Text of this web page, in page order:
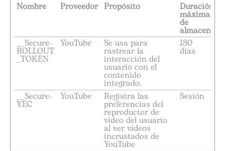
Nombre
Proveedor Propósito Duración
máxima
de
__Secure-
ROLLOUT
_TOKEN
YouTube Se usa para
rastrear la
interacción del
usuario con el
contenido
integrado.
180
días
__Secure-
YEC
YouTube Registra las
preferencias del
reproductor de
vídeo del usuario
al ver vídeos
incrustados de
YouTube
Sesión